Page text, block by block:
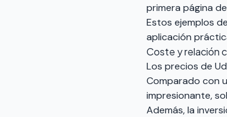
primera página
Estos ejemplos
aplicación
Coste y relación
Los precios de
Comparado con
impresionante,
Además, la